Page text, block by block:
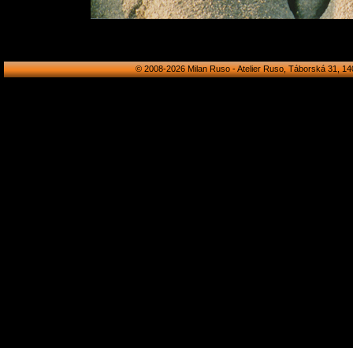
© 2008-2026 Milan Ruso - Atelier Ruso, Táborská 31,